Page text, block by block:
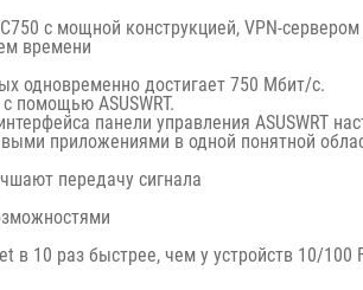
с мощной конструкцией, VPN-сервером
времени
одновременно достигает 750 Мбит/с.
помощью ASUSWRT.
панели управления ASUSWRT
приложениями в одной понятной
передачу сигнала
в 10 раз быстрее, чем у устройств 10/100